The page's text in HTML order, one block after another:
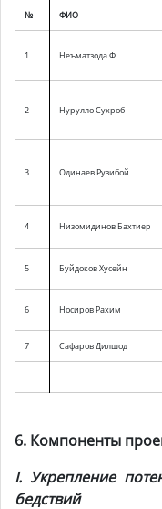
№ ФИО
1 Неъматзода Ф
2 Нурулло Сухроб
3 Одинаев Рузибой
4 Низомидинов Бахтиер
5 Буйдоков Хусейн
6 Носиров Рахим
7 Сафаров Дилшод
6. Компоненты
I. Укрепление
бедствий